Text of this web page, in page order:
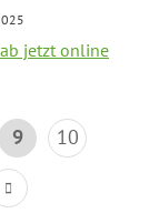
jetzt online
9
10